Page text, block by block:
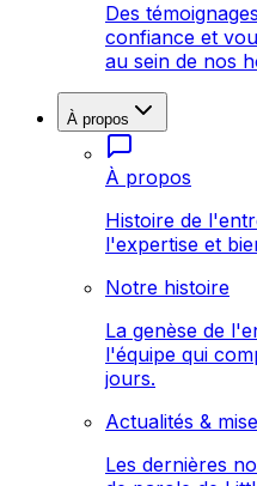
Des
confiance et
au sein de nos
À propos
À propos
Histoire de
l'expertise et
Notre histoire
La genèse de
l'équipe qui
jours.
Actualités &
Les dernières